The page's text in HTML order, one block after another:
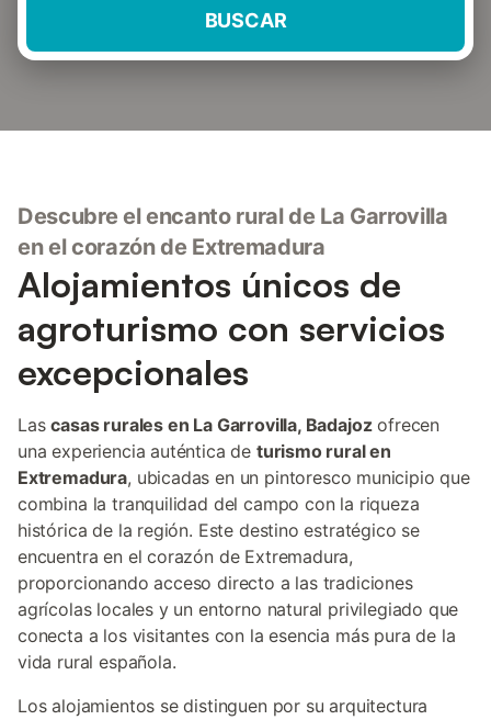
BUSCAR
Descubre el encanto rural de La Garrovilla
en el corazón de Extremadura
Alojamientos únicos de
agroturismo con servicios
excepcionales
Lascasas rurales en La Garrovilla, Badajozofrecen
una experiencia auténtica de turismo rural en
Extremadura, ubicadas en un pintoresco municipio que
combina la tranquilidad del campo con la riqueza
histórica de la región. Este destino estratégico se
encuentra en el corazón de Extremadura,
proporcionando acceso directo a las tradiciones
agrícolas locales y un entorno natural privilegiado que
conecta a los visitantes con la esencia más pura de la
vida rural española.
Los alojamientos se distinguen por su arquitectura